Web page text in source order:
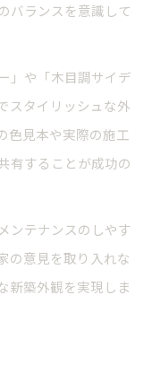
バランスを意識して
」や「木目調サイデ
スタイリッシュな外
色見本や実際の施工
有することが成功の
ンテナンスのしやす
の意見を取り入れな
新築外観を実現しま